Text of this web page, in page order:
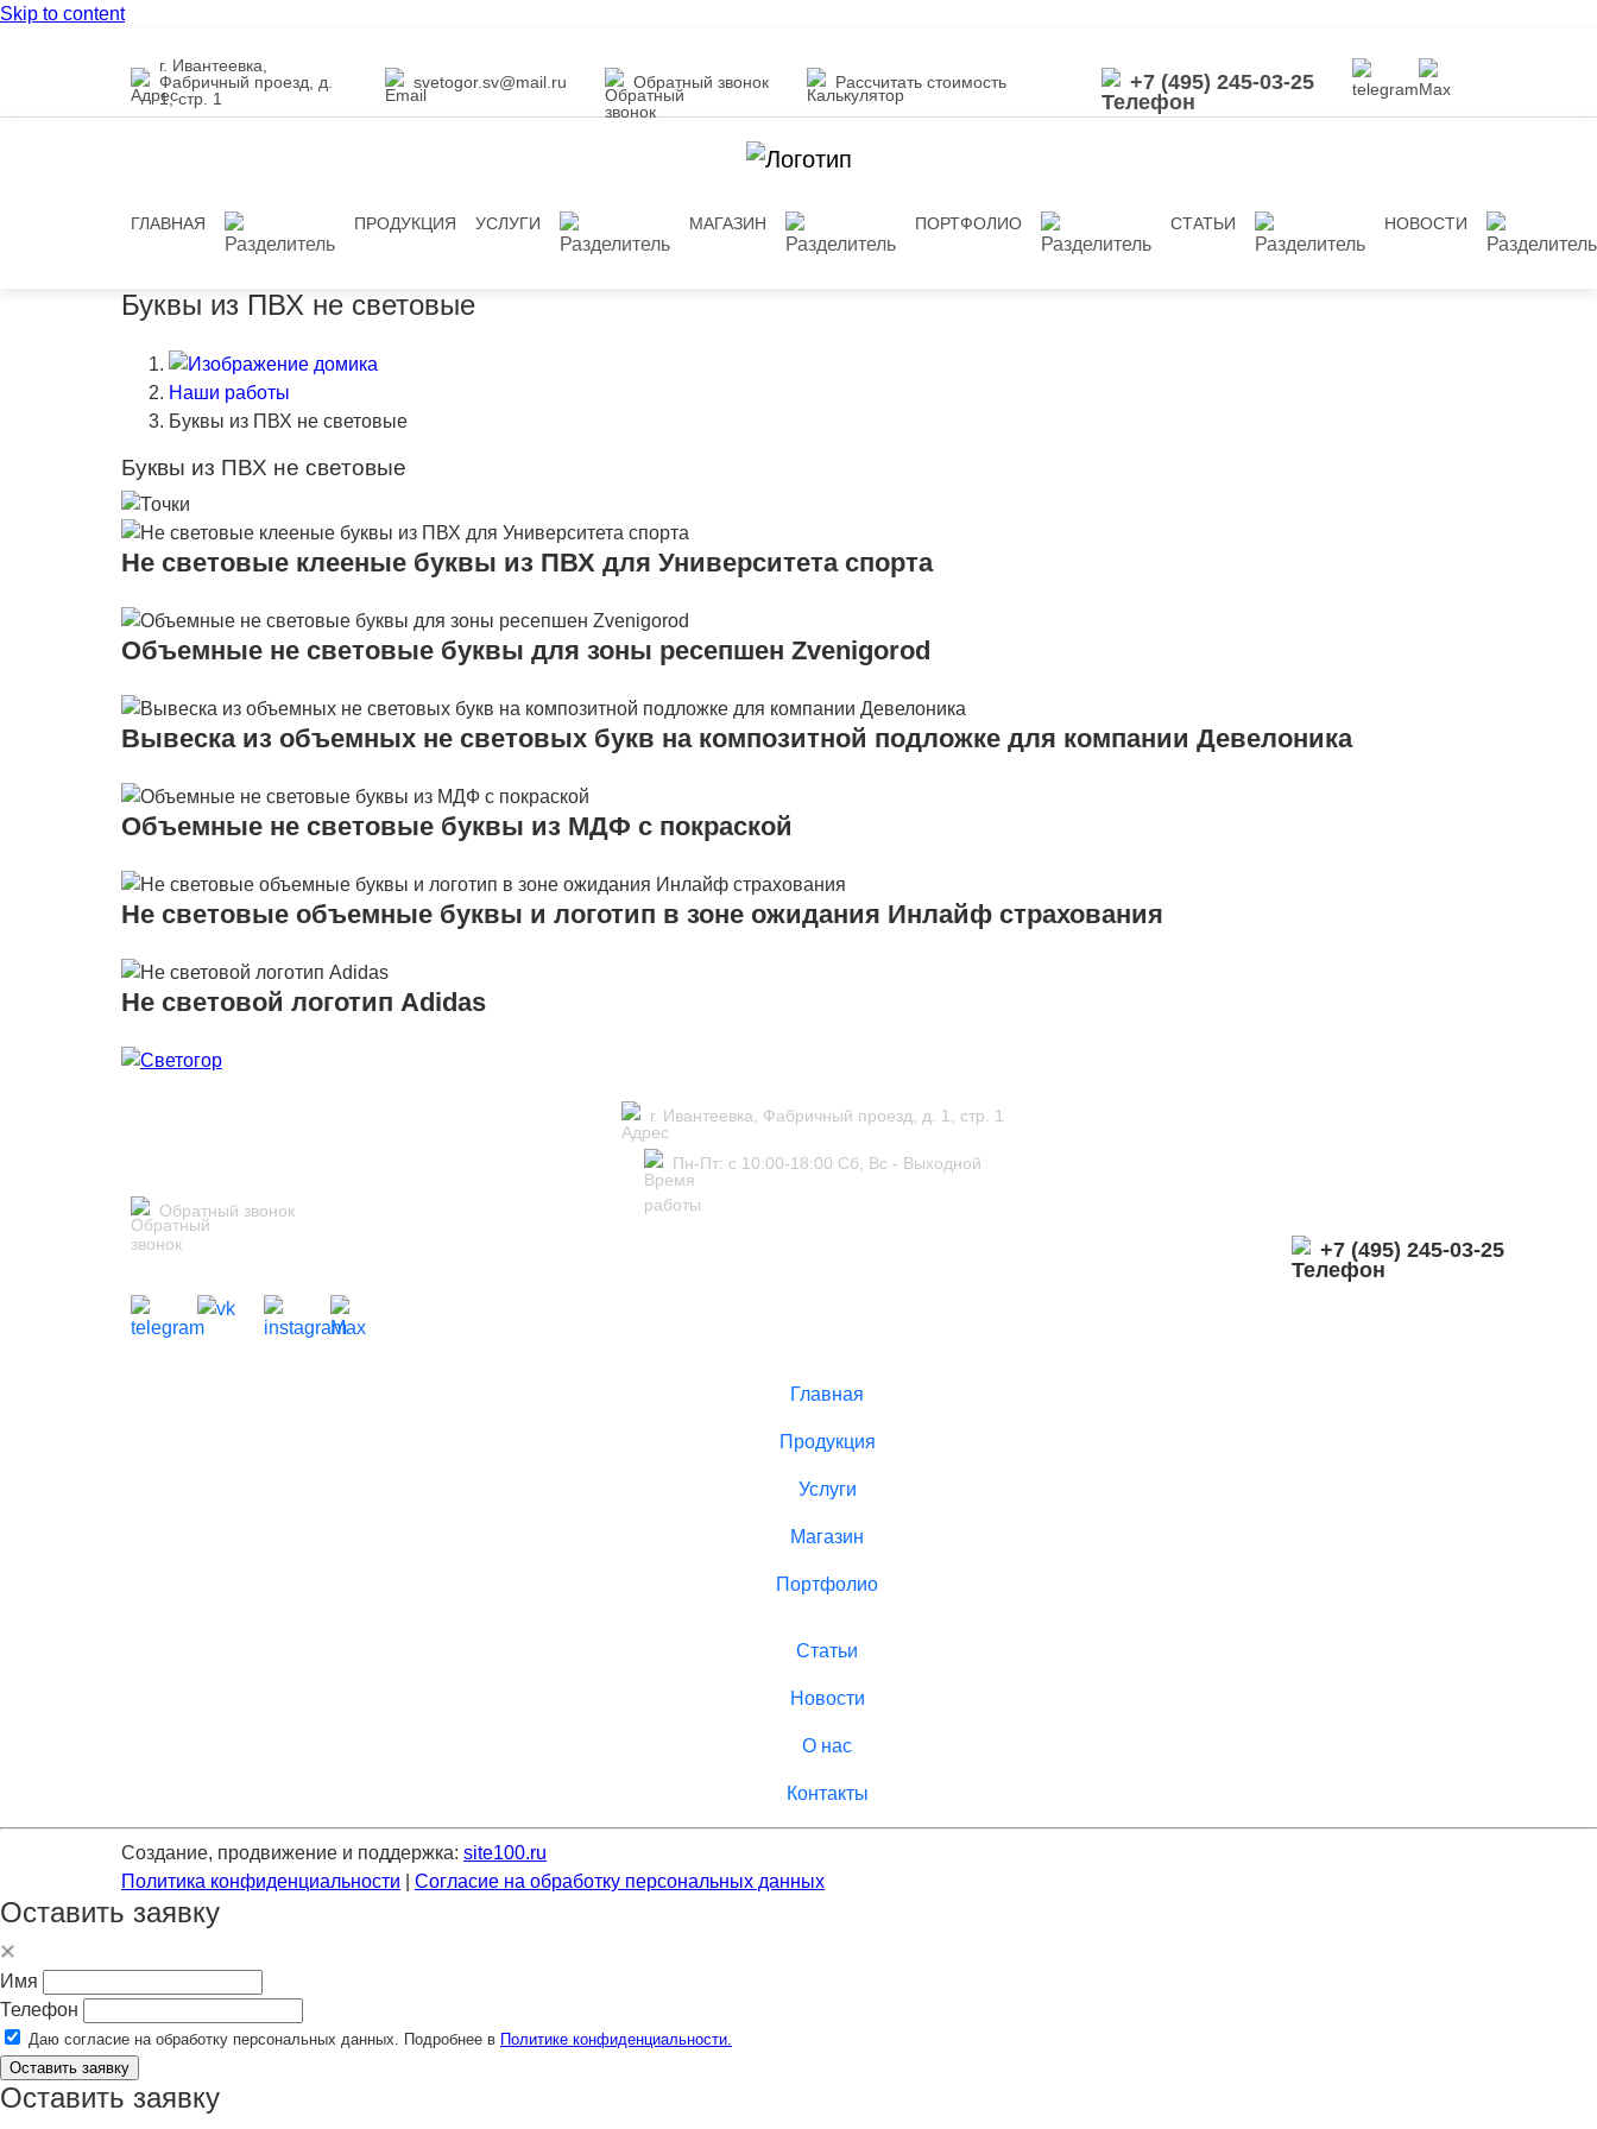
Skip to content
г. Ивантеевка,
Фабричный проезд, д.
1, стр. 1
svetogor.sv@mail.ru Обратный звонок Рассчитать стоимость +7 (495) 245-03-25
ГЛАВНАЯ ПРОДУКЦИЯ УСЛУГИ МАГАЗИН ПОРТФОЛИО СТАТЬИ НОВОСТИ
Буквы из ПВХ не световые
Наши работы
Буквы из ПВХ не световые
Буквы из ПВХ не световые
Не световые клееные буквы из ПВХ для Университета спорта
Объемные не световые буквы для зоны ресепшен Zvenigorod
Вывеска из объемных не световых букв на композитной подложке для компании Девелоника
Объемные не световые буквы из МДФ с покраской
Не световые объемные буквы и логотип в зоне ожидания Инлайф страхования
Не световой логотип Adidas
г. Ивантеевка, Фабричный проезд, д. 1, стр. 1
Пн-Пт: с 10:00-18:00 Сб, Вс - Выходной
Обратный звонок
+7 (495) 245-03-25
Главная
Продукция
Услуги
Магазин
Портфолио
Статьи
Новости
О нас
Контакты
Создание, продвижение и поддержка: site100.ru
Политика конфиденциальности
Согласие на обработку персональных данных
Оставить заявку
Имя
Телефон
Даю согласие на обработку персональных данных. Подробнее в Политике конфиденциальности.
Оставить заявку
Оставить заявку